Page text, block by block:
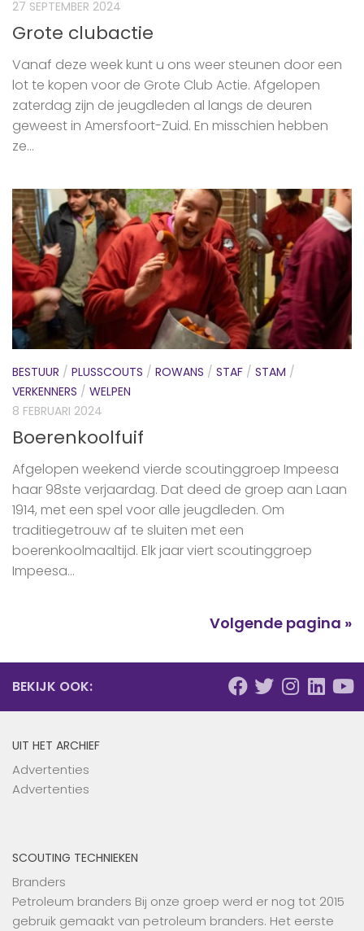
27 SEPTEMBER 2024
Grote clubactie
Vanaf deze week kunt u ons weer steunen door een
lot te kopen voor de Grote Club Actie. Afgelopen
zaterdag zijn de jeugdleden al langs de deuren
geweest in Amersfoort-Zuid. En misschien hebben
ze...
BESTUUR / PLUSSCOUTS / ROWANS / STAF / STAM /
VERKENNERS / WELPEN
8 FEBRUARI 2024
Boerenkoolfuif
Afgelopen weekend vierde scoutinggroep Impeesa
haar 98ste verjaardag. Dat deed de groep aan Laan
1914, met een spel voor alle jeugdleden. Om
traditiegetrouw af te sluiten met een
boerenkoolmaaltijd. Elk jaar viert scoutinggroep
Impeesa...
Volgende pagina »
BEKIJK OOK:
UIT HET ARCHIEF
Advertenties
Advertenties
SCOUTING TECHNIEKEN
Branders
Petroleum branders Bij onze groep werd er nog tot 2015
gebruik gemaakt van petroleum branders. Het eerste